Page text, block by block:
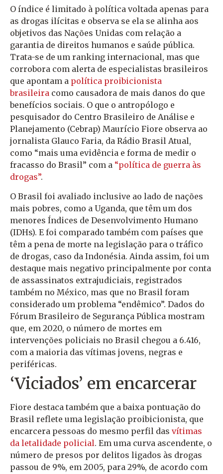
O índice é limitado à política voltada apenas para
as drogas ilícitas e observa se ela se alinha aos
objetivos das Nações Unidas com relação a
garantia de direitos humanos e saúde pública.
Trata-se de um ranking internacional, mas que
corrobora com alerta de especialistas brasileiros
que apontam a política proibicionista
brasileira como causadora de mais danos do que
benefícios sociais. O que o antropólogo e
pesquisador do Centro Brasileiro de Análise e
Planejamento (Cebrap) Maurício Fiore observa ao
jornalista Glauco Faria, da Rádio Brasil Atual,
como “mais uma evidência e forma de medir o
fracasso do Brasil” com a “política de guerra às
drogas”.
O Brasil foi avaliado inclusive ao lado de nações
mais pobres, como a Uganda, que têm um dos
menores Índices de Desenvolvimento Humano
(IDHs). E foi comparado também com países que
têm a pena de morte na legislação para o tráfico
de drogas, caso da Indonésia. Ainda assim, foi um
destaque mais negativo principalmente por conta
de assassinatos extrajudiciais, registrados
também no México, mas que no Brasil foram
considerado um problema “endêmico”. Dados do
Fórum Brasileiro de Segurança Pública mostram
que, em 2020, o número de mortes em
intervenções policiais no Brasil chegou a 6.416,
com a maioria das vítimas jovens, negras e
periféricas.
‘Viciados’ em encarcerar
Fiore destaca também que a baixa pontuação do
Brasil reflete uma legislação proibicionista, que
encarcera pessoas do mesmo perfil das vítimas
da letalidade policial. Em uma curva ascendente, o
número de presos por delitos ligados às drogas
passou de 9%, em 2005, para 29%, de acordo com